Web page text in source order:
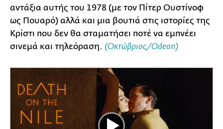
αντάξια αυτής του 1978 (με τον Πίτερ Ουστίνοφ
ως Πουαρό) αλλά και μια βουτιά στις ιστορίες της
Κρίστι που δεν θα σταματήσει ποτέ να εμπνέει
σινεμά και τηλεόραση. (Οκτώβριος/Odeon)